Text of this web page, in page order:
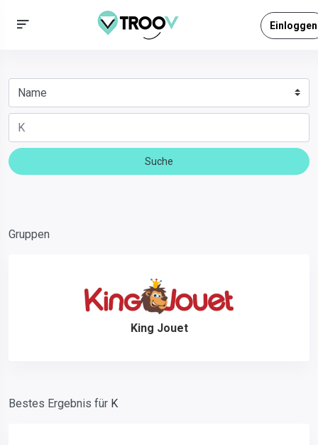
Einloggen
Suche
Gruppen
King Jouet
Bestes Ergebnis für K